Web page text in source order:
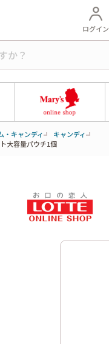
ログイン
・キャンディ
キャンディ
大容量パウチ1個